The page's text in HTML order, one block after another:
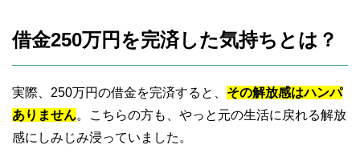
借金250万円を完済した気持ちとは？
実際、250万円の借金を完済すると、 その解放感はハンパ
ありません。こちらの方も、やっと元の生活に戻れる解放
感にしみじみ浸っていました。